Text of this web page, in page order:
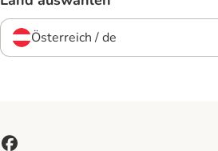
Österreich / de